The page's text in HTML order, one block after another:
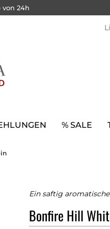
von 24h
% SALE
Ein saftig
Bonfire Hill